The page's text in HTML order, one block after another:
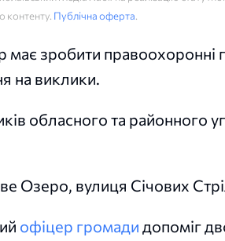
контенту. Публічна оферта.
має зробити правоохоронні
на виклики.
обласного та районного
Озеро, вулиця Січових
офіцер громади допоміг